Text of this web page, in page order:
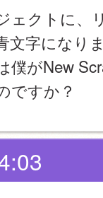
ェクトに、
文字になり
僕がNew
ですか？